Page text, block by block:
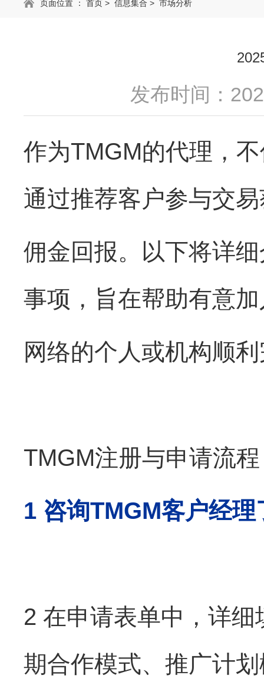
页面位置 ： 首页 > 信息集合 > 市场分析
发布时间：
作为TMGM的代理，
通过推荐客户参与交
佣金回报。以下将详
事项，旨在帮助有意
网络的个人或机构顺
TMGM注册与申请流程
1 咨询TMGM客户经
2 在申请表单中，详
期合作模式、推广计